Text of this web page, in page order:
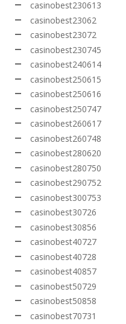
casinobest230613
casinobest23062
casinobest23072
casinobest230745
casinobest240614
casinobest250615
casinobest250616
casinobest250747
casinobest260617
casinobest260748
casinobest280620
casinobest280750
casinobest290752
casinobest300753
casinobest30726
casinobest30856
casinobest40727
casinobest40728
casinobest40857
casinobest50729
casinobest50858
casinobest70731